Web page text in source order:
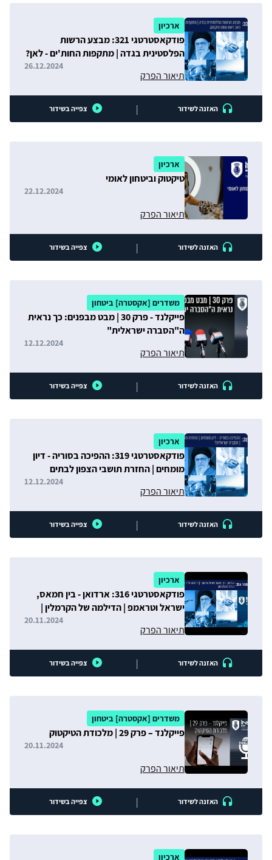
ארכיון
פודקאסטרטגי 321: מבצע הרשות
הפלסטינית בגדה | מתקפות החות'ים - לאן?
תיאור הפרק
26.12.2024
האזנה לשידור צפייה בשידור
ארכיון
טיקטוק וביטחון לאומי
תיאור הפרק
22.12.2024
האזנה לשידור צפייה בשידור
משדרים [אקסטרה] ביטחון
פייקלנד - פרק 30 | מבט מבפנים: כך נראית
ה"הסברה ישראלית"
תיאור הפרק
12.12.2024
האזנה לשידור צפייה בשידור
ארכיון
פודקאסטרטגי 319: ההפיכה בסוריה - דיון
מומחים | החזרת תושבי הצפון לבתים
תיאור הפרק
12.12.2024
האזנה לשידור צפייה בשידור
ארכיון
פודקאסטרטגי 316: ארדואן - בין חמאס,
ישראל וטראמפ | הדילמה של הקרמלין |
תיאור הפרק
20.11.2024
האזנה לשידור צפייה בשידור
משדרים [אקסטרה] ביטחון
פייקלנד – פרק 29 | מלכודת הטיקטוק
תיאור הפרק
20.11.2024
האזנה לשידור צפייה בשידור
ארכיון